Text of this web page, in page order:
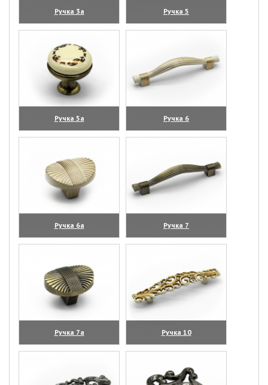
Ручка 3а
(увеличить)
Ручка 5
(увеличить)
Ручка 5а
(увеличить)
Ручка 6
(увеличить)
Ручка 6а
(увеличить)
Ручка 7
(увеличить)
Ручка 7а
(увеличить)
Ручка 10
(увеличить)